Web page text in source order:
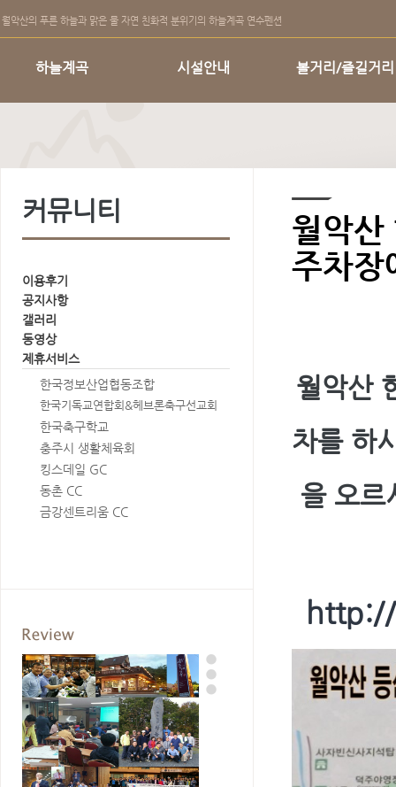
월악산의 푸른 하늘과 맑은 물 자연 친화적 분위기의 하늘계곡 연수펜션
하늘계곡 시설안내 볼거리/즐길거리
커뮤니티
이용후기
공지사항
갤러리
동영상
제휴서비스
한국정보산업협동조합
한국기독교연합회&헤브론축구선교회
한국축구학교
충주시 생활체육회
킹스데일 GC
동촌 CC
금강센트리움 CC
월악산
주차장
월악산
차를 하
을 오르